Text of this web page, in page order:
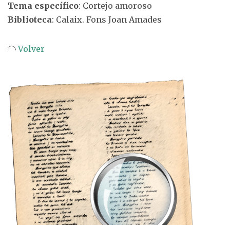
Tema específico: Cortejo amoroso
Biblioteca: Calaix. Fons Joan Amades
Volver